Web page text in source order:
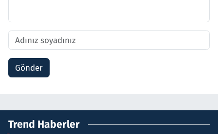
Gönder
Trend Haberler